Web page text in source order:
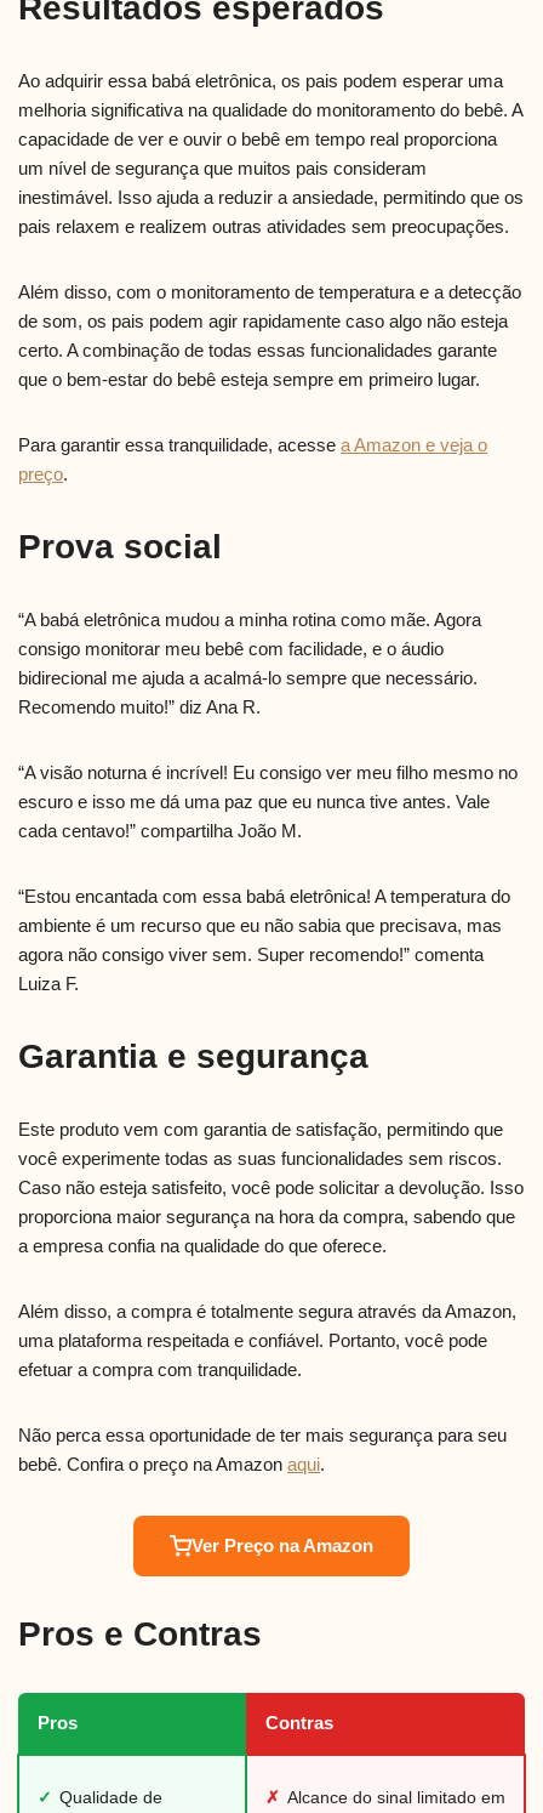
Resultados esperados
Ao adquirir essa babá eletrônica, os pais podem esperar uma
melhoria significativa na qualidade do monitoramento do bebê. A
capacidade de ver e ouvir o bebê em tempo real proporciona
um nível de segurança que muitos pais consideram
inestimável. Isso ajuda a reduzir a ansiedade, permitindo que os
pais relaxem e realizem outras atividades sem preocupações.
Além disso, com o monitoramento de temperatura e a detecção
de som, os pais podem agir rapidamente caso algo não esteja
certo. A combinação de todas essas funcionalidades garante
que o bem-estar do bebê esteja sempre em primeiro lugar.
Para garantir essa tranquilidade, acesse a Amazon e veja o
preço.
Prova social
“A babá eletrônica mudou a minha rotina como mãe. Agora
consigo monitorar meu bebê com facilidade, e o áudio
bidirecional me ajuda a acalmá-lo sempre que necessário.
Recomendo muito!” diz Ana R.
“A visão noturna é incrível! Eu consigo ver meu filho mesmo no
escuro e isso me dá uma paz que eu nunca tive antes. Vale
cada centavo!” compartilha João M.
“Estou encantada com essa babá eletrônica! A temperatura do
ambiente é um recurso que eu não sabia que precisava, mas
agora não consigo viver sem. Super recomendo!” comenta
Luiza F.
Garantia e segurança
Este produto vem com garantia de satisfação, permitindo que
você experimente todas as suas funcionalidades sem riscos.
Caso não esteja satisfeito, você pode solicitar a devolução. Isso
proporciona maior segurança na hora da compra, sabendo que
a empresa confia na qualidade do que oferece.
Além disso, a compra é totalmente segura através da Amazon,
uma plataforma respeitada e confiável. Portanto, você pode
efetuar a compra com tranquilidade.
Não perca essa oportunidade de ter mais segurança para seu
bebê. Confira o preço na Amazon aqui.
Ver Preço na Amazon
Pros e Contras
Pros Contras
✓ Qualidade de
✗ Alcance do sinal limitado em